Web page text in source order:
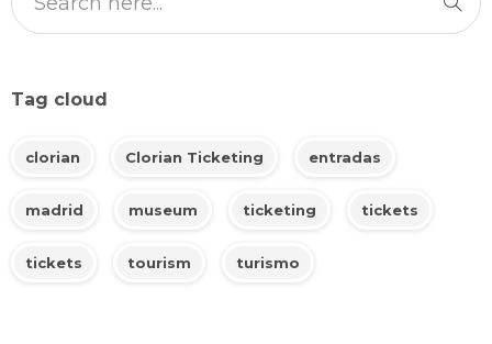
Tag cloud
clorian Clorian Ticketing entradas
madrid museum ticketing tickets
tickets tourism turismo